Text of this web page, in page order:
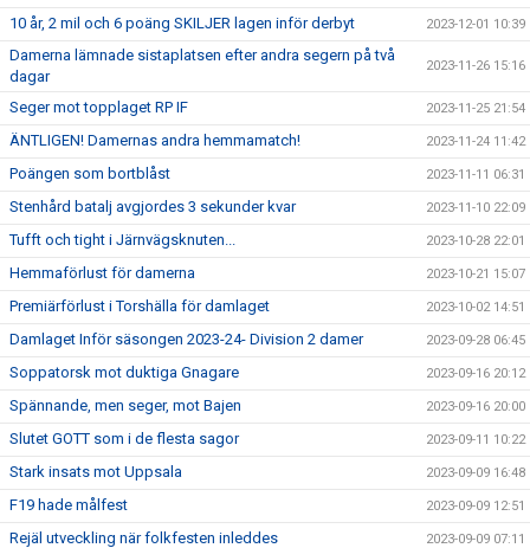
10 år, 2 mil och 6 poäng SKILJER lagen inför derbyt 2023-12-01 10:39
Damerna lämnade sistaplatsen efter andra segern på två
dagar
2023-11-26 15:16
Seger mot topplaget RP IF 2023-11-25 21:54
ÄNTLIGEN! Damernas andra hemmamatch! 2023-11-24 11:42
Poängen som bortblåst 2023-11-11 06:31
Stenhård batalj avgjordes 3 sekunder kvar 2023-11-10 22:09
Tufft och tight i Järnvägsknuten... 2023-10-28 22:01
Hemmaförlust för damerna 2023-10-21 15:07
Premiärförlust i Torshälla för damlaget 2023-10-02 14:51
Damlaget Inför säsongen 2023-24- Division 2 damer 2023-09-28 06:45
Soppatorsk mot duktiga Gnagare 2023-09-16 20:12
Spännande, men seger, mot Bajen 2023-09-16 20:00
Slutet GOTT som i de flesta sagor 2023-09-11 10:22
Stark insats mot Uppsala 2023-09-09 16:48
F19 hade målfest 2023-09-09 12:51
Rejäl utveckling när folkfesten inleddes 2023-09-09 07:11